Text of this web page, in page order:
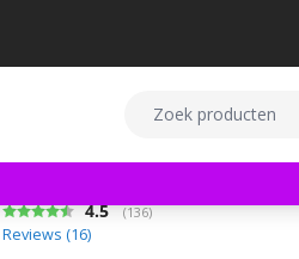
Gemiddelde beoordeling:
4.5 (aantal stemmen:
136)
Reviews (16)